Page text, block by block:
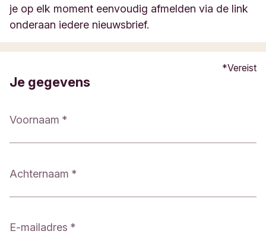
je op elk moment eenvoudig afmelden via de link
onderaan iedere nieuwsbrief.
Vereist
Je gegevens
Voornaam
Achternaam
E-mailadres